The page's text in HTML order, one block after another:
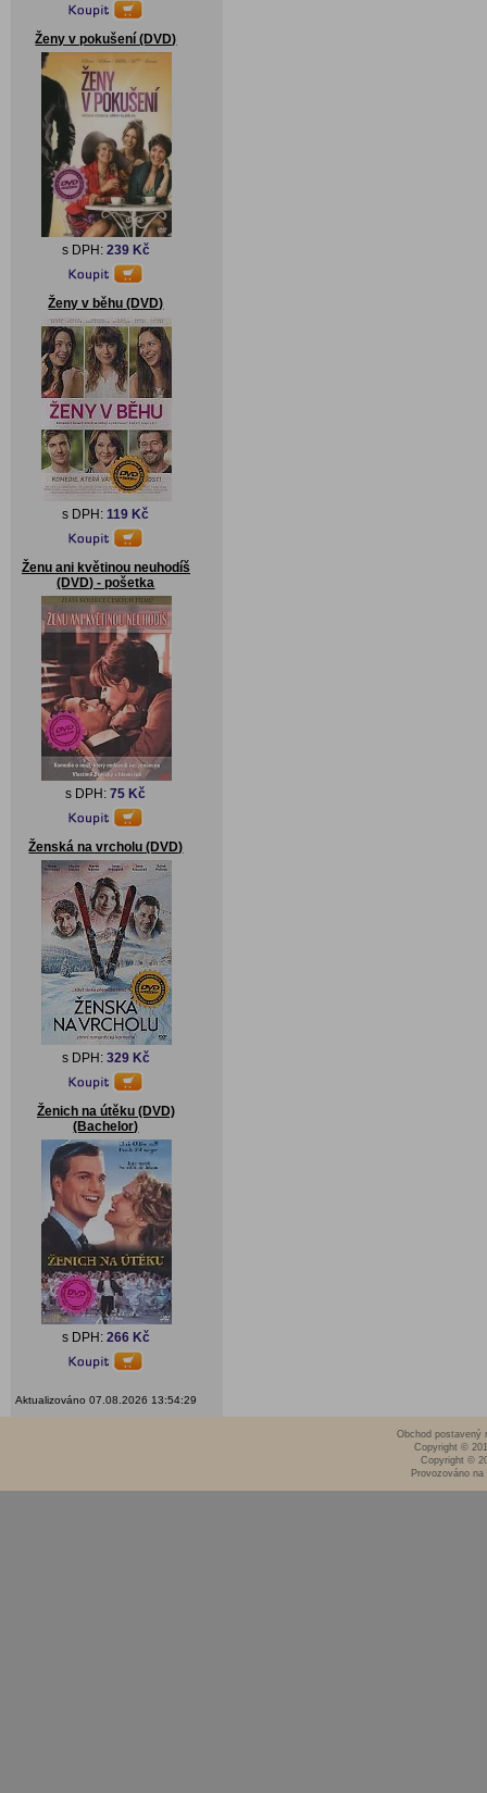
Ženy v pokušení (DVD)
s DPH: 239 Kč
Ženy v běhu (DVD)
s DPH:119 Kč
Ženu ani květinou neuhodíš
(DVD) - pošetka
s DPH:75 Kč
Ženská na vrcholu (DVD)
s DPH: 329 Kč
Ženich na útěku (DVD)
(Bachelor)
s DPH: 266 Kč
Aktualizováno 07.08.2026 13:54:29
Obchod postavený
Copyright ©
Copyright ©
Provozováno